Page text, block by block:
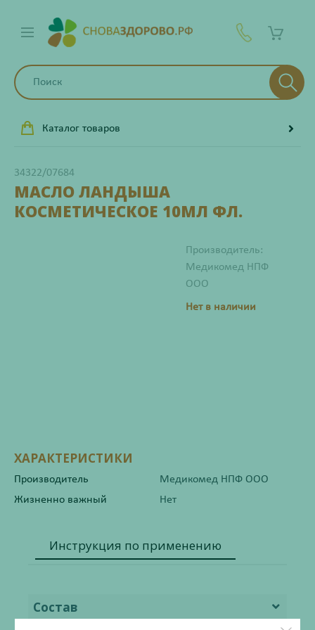
Каталог товаров
34322/07684
МАСЛО ЛАНДЫША
КОСМЕТИЧЕСКОЕ 10МЛ ФЛ.
Производитель:
Медикомед НПФ
ООО
Нет в наличии
ХАРАКТЕРИСТИКИ
Производитель
Медикомед НПФ ООО
Жизненно важный
Нет
Инструкция по применению
Состав